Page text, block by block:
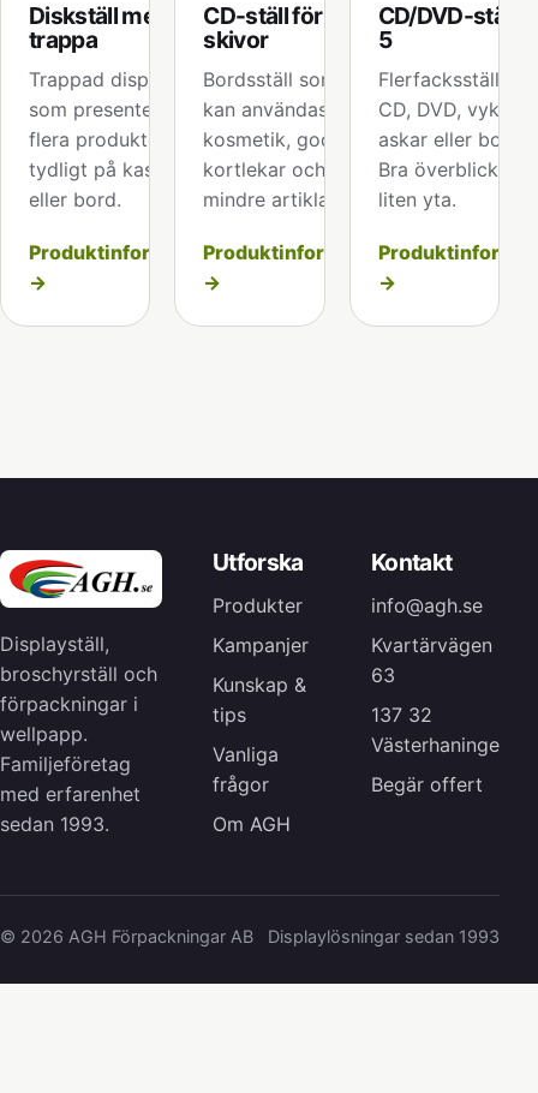
Diskställ med
trappa
Trappad display
som presenterar
flera produkter
tydligt på kassadisk
eller bord.
Produktinformation
→
CD-ställ för 10
skivor
Bordsställ som även
kan användas för
kosmetik, godis,
kortlekar och andra
mindre artiklar.
Produktinformation
→
CD/DVD-ställ
5
Flerfacksställ för
CD, DVD, vykort,
askar eller boxar.
Bra överblick på
liten yta.
→
Displayställ,
broschyrställ och
förpackningar i
wellpapp.
Familjeföretag
med erfarenhet
sedan 1993.
Utforska
Produkter
Kampanjer
Kunskap &
tips
Vanliga
frågor
Om AGH
Kontakt
info@agh.se
Kvartärvägen
63
137 32
Västerhaninge
Begär offert
© 2026 AGH Förpackningar AB Displaylösningar sedan 1993